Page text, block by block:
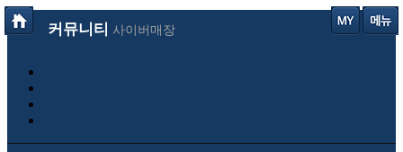
커뮤니티 사이버매장